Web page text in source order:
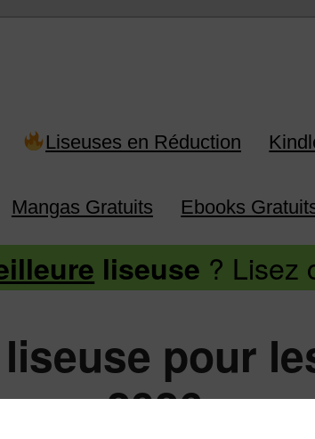
Kobo, Vivlio,
Liseuses en Réduction
Mangas Gratuits Ebooks
liseuse ? Lisez
pour
en 2026